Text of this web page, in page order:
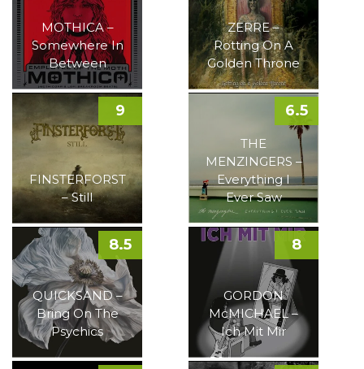
MOTHICA –
Somewhere In
Between
ZERRE –
Rotting On A
Golden Throne
FINSTERFORST
– Still
9
THE
MENZINGERS –
Everything I
Ever Saw
6.5
QUICKSAND –
Bring On The
Psychics
8.5
GORDON
McMICHAEL –
Ich Mit Mir
8